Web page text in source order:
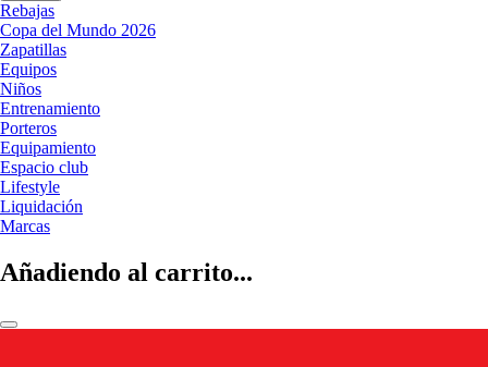
Rebajas
Copa del Mundo 2026
Zapatillas
Equipos
Niños
Entrenamiento
Porteros
Equipamiento
Espacio club
Lifestyle
Liquidación
Marcas
Añadiendo al carrito...